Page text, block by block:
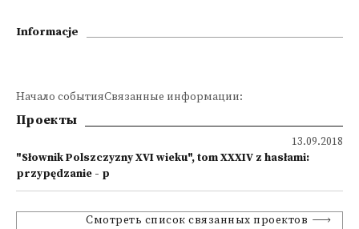
Informacje
Начало событияСвязанные информации:
Проекты
13.09.2018
"Słownik Polszczyzny XVI wieku", tom XXXIV z hasłami:
przypędzanie - p
Смотреть список связанных проектов